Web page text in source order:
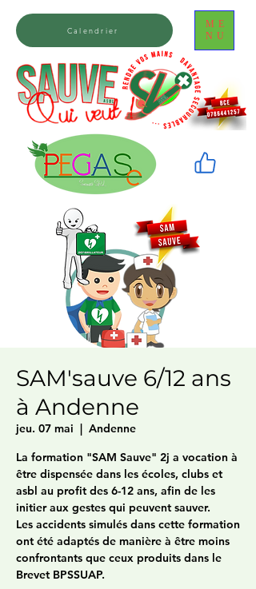
ME
NU
Calendrier
SAM'sauve 6/12 ans
à Andenne
jeu. 07 mai
  |
Andenne
La formation "SAM Sauve" 2j a vocation à
être dispensée dans les écoles, clubs et
asbl au profit des 6-12 ans, afin de les
initier aux gestes qui peuvent sauver.
Les accidents simulés dans cette formation
ont été adaptés de manière à être moins
confrontants que ceux produits dans le
Brevet BPSSUAP.